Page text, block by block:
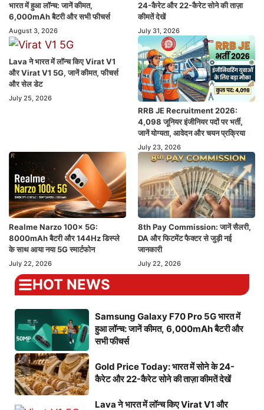
भारत में हुआ लॉन्च: जानें कीमत,
6,000mAh बैटरी और सभी फीचर्स
August 3, 2026
24-कैरेट और 22-कैरेट सोने की ताज़ा
कीमतें देखें
July 31, 2026
Lava ने भारत में लॉन्च किए Virat V1
और Virat V1 5G, जानें कीमत, फीचर्स
और सेल डेट
July 25, 2026
RRB JE Recruitment 2026:
4,098 जूनियर इंजीनियर पदों पर भर्ती,
जानें योग्यता, आवेदन और चयन प्रक्रिया
July 23, 2026
Realme Narzo 100x 5G:
8000mAh बैटरी और 144Hz डिस्प्ले
के साथ आया नया 5G स्मार्टफोन
July 22, 2026
8th Pay Commission: जानें सैलरी,
DA और फिटमेंट फैक्टर से जुड़ी नई
जानकारी
July 22, 2026
HOT NEWS
Samsung Galaxy F70 Pro 5G भारत में
हुआ लॉन्च: जानें कीमत, 6,000mAh बैटरी और
सभी फीचर्स
Gold Price Today: भारत में सोने के 24-
कैरेट और 22-कैरेट सोने की ताज़ा कीमतें देखें
Lava ने भारत में लॉन्च किए Virat V1 और